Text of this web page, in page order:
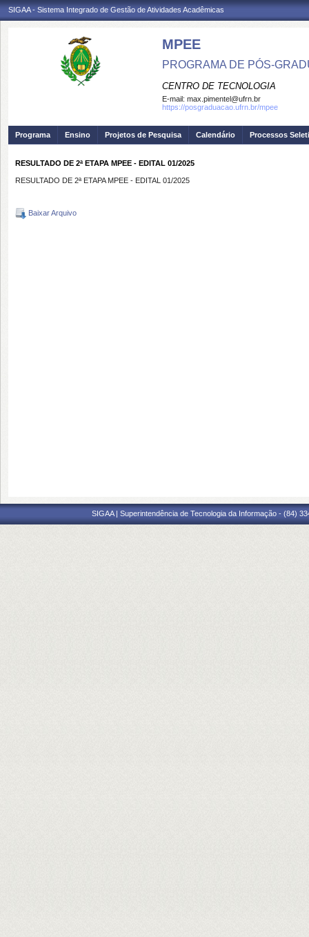
SIGAA - Sistema Integrado de Gestão de Atividades Acadêmicas
MPEE
PROGRAMA DE PÓS-
CENTRO DE TECNOLOGIA
E-mail: max.pimentel@ufrn.br
https://posgraduacao.ufrn.br/mpee
Programa Ensino Projetos de Pesquisa Calendário Processos
RESULTADO DE 2ª ETAPA MPEE - EDITAL 01/2025
RESULTADO DE 2ª ETAPA MPEE - EDITAL 01/2025
Baixar Arquivo
SIGAA | Superintendência de Tecnologia da Informação - (84)